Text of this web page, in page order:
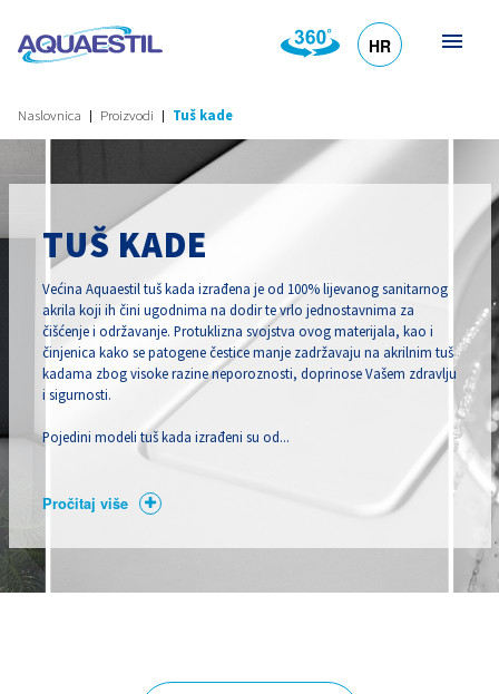
HR
Naslovnica Proizvodi Tuš kade
TUŠ KADE
Većina Aquaestil tuš kada izrađena je od 100% lijevanog sanitarnog
akrila koji ih čini ugodnima na dodir te vrlo jednostavnima za
čišćenje i održavanje. Protuklizna svojstva ovog materijala, kao i
činjenica kako se patogene čestice manje zadržavaju na akrilnim tuš
kadama zbog visoke razine neporoznosti, doprinose Vašem zdravlju
i sigurnosti.
Pojedini modeli tuš kada izrađeni su od...
Pročitaj više